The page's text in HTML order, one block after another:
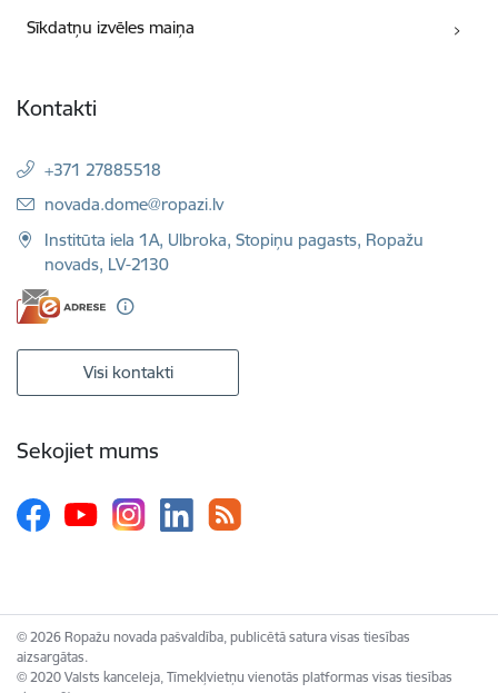
Sīkdatņu izvēles maiņa
Kontakti
+371 27885518
E-pasts:
novada.dome@ropazi.lv
Institūta iela 1A, Ulbroka, Stopiņu pagasts, Ropažu
novads, LV-2130
Visi kontakti
Sekojiet mums
© 2026 Ropažu novada pašvaldība, publicētā satura visas tiesības
aizsargātas.
© 2020 Valsts kanceleja, Tīmekļvietņu vienotās platformas visas tiesības